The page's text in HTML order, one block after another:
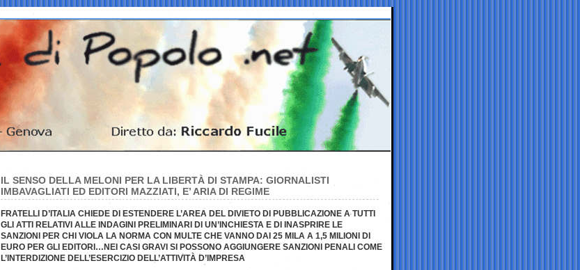
IL SENSO DELLA MELONI PER LA LIBERTÀ DI STAMPA: GIORNALISTI
IMBAVAGLIATI ED EDITORI MAZZIATI, E’ ARIA DI REGIME
FRATELLI D’ITALIA CHIEDE DI ESTENDERE L’AREA DEL DIVIETO DI PUBBLICAZIONE A TUTTI
GLI ATTI RELATIVI ALLE INDAGINI PRELIMINARI DI UN’INCHIESTA E DI INASPRIRE LE
SANZIONI PER CHI VIOLA LA NORMA CON MULTE CHE VANNO DAI 25 MILA A 1,5 MILIONI DI
EURO PER GLI EDITORI…NEI CASI GRAVI SI POSSONO AGGIUNGERE SANZIONI PENALI COME
L’INTERDIZIONE DELL’ESERCIZIO DELL’ATTIVITÀ D’IMPRESA